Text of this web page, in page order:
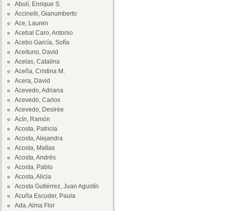
Abulí, Enrique S.
Accinelli, Gianumberto
Ace, Lauren
Acebal Caro, Antonio
Acebo García, Sofía
Aceituno, David
Acelas, Catalina
Aceña, Cristina M.
Acera, David
Acevedo, Adriana
Acevedo, Carlos
Acevedo, Desirée
Acín, Ramón
Acosta, Patricia
Acosta, Alejandra
Acosta, Matías
Acosta, Andrés
Acosta, Pablo
Acosta, Alicia
Acosta Gutiérrez, Juan Agustín
Acuña Escuder, Paula
Ada, Alma Flor